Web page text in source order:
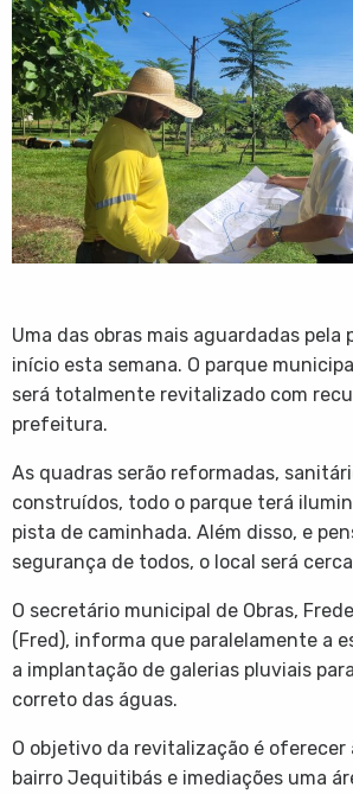
Uma das obras mais aguardadas pela
início esta semana. O parque
será totalmente revitalizado com
prefeitura.
As quadras serão reformadas,
construídos, todo o parque terá
pista de caminhada. Além disso, e
segurança de todos, o local será
O secretário municipal de Obras,
(Fred), informa que paralelamente a
a implantação de galerias pluviais
correto das águas.
O objetivo da revitalização é oferecer
bairro Jequitibás e imediações uma